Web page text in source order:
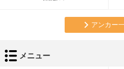
アンカー
メニュー